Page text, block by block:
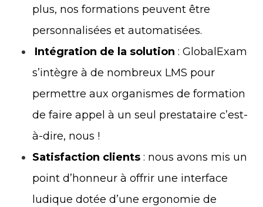
plus, nos formations peuvent être
personnalisées et automatisées.
Intégration de la solution : GlobalExam
s’intègre à de nombreux LMS pour
permettre aux organismes de formation
de faire appel à un seul prestataire c’est-
à-dire, nous !
Satisfaction clients : nous avons mis un
point d’honneur à offrir une interface
ludique dotée d’une ergonomie de